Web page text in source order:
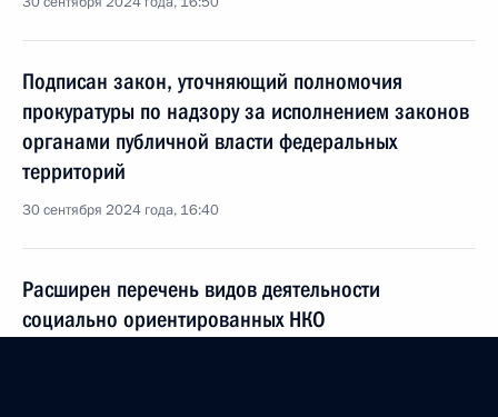
Подписан закон, уточняющий полномочия
прокуратуры по надзору за исполнением законов
органами публичной власти федеральных
территорий
30 сентября 2024 года, 16:40
Расширен перечень видов деятельности
социально ориентированных НКО